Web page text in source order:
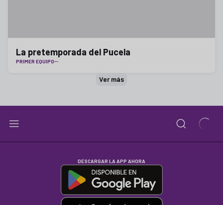
La pretemporada del Pucela
PRIMER EQUIPO
Ver más
DESCARGAR LA APP AHORA